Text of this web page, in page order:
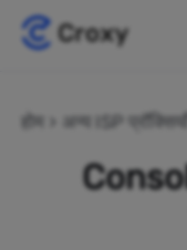
होम अन्य ISP प्रॉक्सियाँ